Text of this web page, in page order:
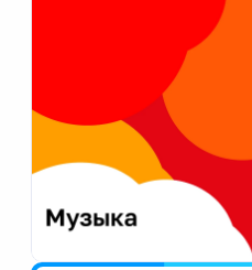
Екатеринбург
Калининград
Калуга